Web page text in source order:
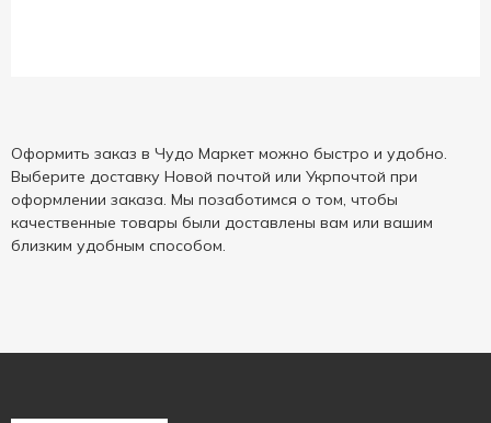
Оформить заказ в Чудо Маркет можно быстро и удобно.
Выберите доставку Новой почтой или Укрпочтой при
оформлении заказа. Мы позаботимся о том, чтобы
качественные товары были доставлены вам или вашим
близким удобным способом.